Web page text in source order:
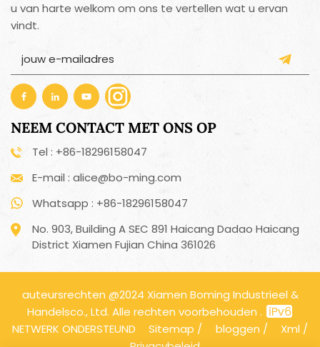
u van harte welkom om ons te vertellen wat u ervan
vindt.
NEEM CONTACT MET ONS OP
Tel : +86-18296158047
E-mail : alice@bo-ming.com
Whatsapp : +86-18296158047
No. 903, Building A SEC 891 Haicang Dadao Haicang
District Xiamen Fujian China 361026
auteursrechten @2024 Xiamen Boming Industrieel &
Handelsco., Ltd. Alle rechten voorbehouden .
NETWERK ONDERSTEUND
Sitemap / bloggen / Xml /